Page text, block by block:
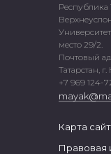
Республика
место 29/2.
Почтовый
Татарстан,
+7 969 124-
Карта
Правовая